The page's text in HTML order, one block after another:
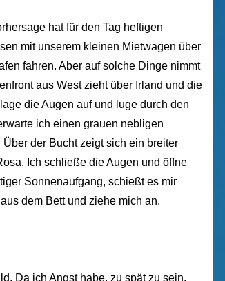
hat für den Tag heftigen
mit unserem kleinen Mietwagen über
fahren. Aber auf solche Dinge nimmt
aus West zieht über Irland und die
die Augen auf und luge durch den
ich einen grauen nebligen
der Bucht zeigt sich ein breiter
Ich schließe die Augen und öffne
Sonnenaufgang, schießt es mir
dem Bett und ziehe mich an.
Da ich Angst habe, zu spät zu sein,